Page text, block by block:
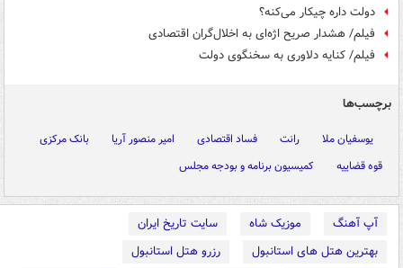
دولت داره چیکار می‌کنه؟
فیلم/ هشدار صریح اژه‌ای به اخلال‌گران اقتصادی
فیلم/ کنایه دلاوری به سخنگوی دولت
برچسب‌ها
یوسفیان ملا رانت فساد اقتصادی امیر منصور آریا
بانک مرکزی
قوه قضاییه
کمیسیون برنامه و بودجه مجلس
آپ آهنگ موزیک شاه
سایت تاریخ ایران
بهترین هتل های استانبول
رزرو هتل استانبول